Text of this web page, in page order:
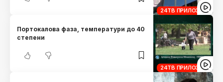
24ТВ ПРИЛОЗИ
24ТВ ПРИЛОЗИ
Портокалова фаза, температури до 40
степени